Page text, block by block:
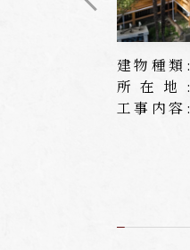
建物種類:
所在地:
工事内容: